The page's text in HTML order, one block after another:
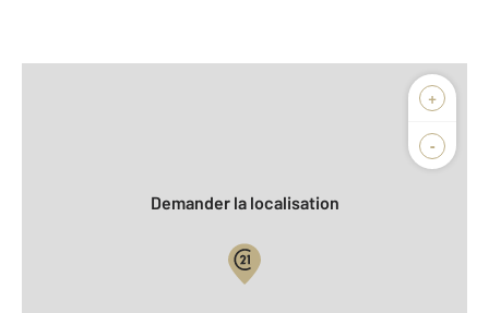
+
-
Biens vendus
Demander la localisation